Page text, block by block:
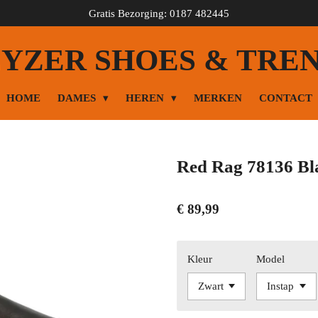
Gratis Bezorging: 0187 482445
SHOES &
HOME DAMES HEREN MERKEN CONTACT
Red Rag 78136
€ 89,99
Kleur Model